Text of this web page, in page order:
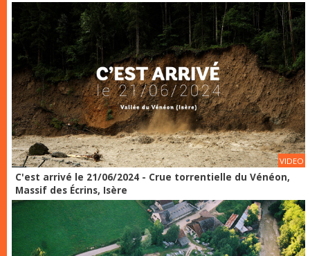
VIDEO
C'est arrivé le 21/06/2024 - Crue torrentielle du Vénéon,
Massif des Écrins, Isère